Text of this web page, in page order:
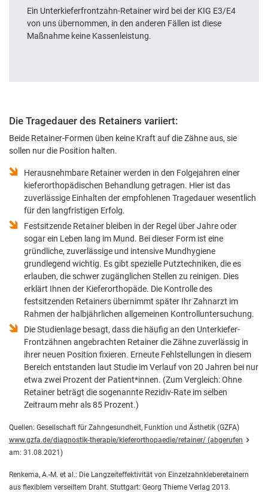
Ein Unterkieferfrontzahn-Retainer wird bei der KIG E3/E4
von uns übernommen, in den anderen Fällen ist diese
Maßnahme keine Kassenleistung.
Die Tragedauer des Retainers variiert:
Beide Retainer-Formen üben keine Kraft auf die Zähne aus, sie
sollen nur die Position halten.
Herausnehmbare Retainer werden in den Folgejahren einer
kieferorthopädischen Behandlung getragen. Hier ist das
zuverlässige Einhalten der empfohlenen Tragedauer wesentlich
für den langfristigen Erfolg.
Festsitzende Retainer bleiben in der Regel über Jahre oder
sogar ein Leben lang im Mund. Bei dieser Form ist eine
gründliche, zuverlässige und intensive Mundhygiene
grundlegend wichtig. Es gibt spezielle Putztechniken, die es
erlauben, die schwer zugänglichen Stellen zu reinigen. Dies
erklärt Ihnen der Kieferorthopäde. Die Kontrolle des
festsitzenden Retainers übernimmt später Ihr Zahnarzt im
Rahmen der halbjährlichen allgemeinen Kontrolluntersuchung.
Die Studienlage besagt, dass die häufig an den Unterkiefer-
Frontzähnen angebrachten Retainer die Zähne zuverlässig in
ihrer neuen Position fixieren. Erneute Fehlstellungen in diesem
Bereich entstanden laut Studie im Verlauf von 20 Jahren bei nur
etwa zwei Prozent der Patient*innen. (Zum Vergleich: Ohne
Retainer beträgt die sogenannte Rezidiv-Rate im selben
Zeitraum mehr als 85 Prozent.)
Quellen: Gesellschaft für Zahngesundheit, Funktion und Ästhetik (GZFA)
www.gzfa.de/diagnostik-therapie/kieferorthopaedie/retainer/ (abgerufen
am: 31.08.2021)
Renkema, A.-M. et al.: Die Langzeiteffektivität von Einzelzahnkleberetainern
aus flexiblem verseiltem Draht. Stuttgart: Georg Thieme Verlag 2013.